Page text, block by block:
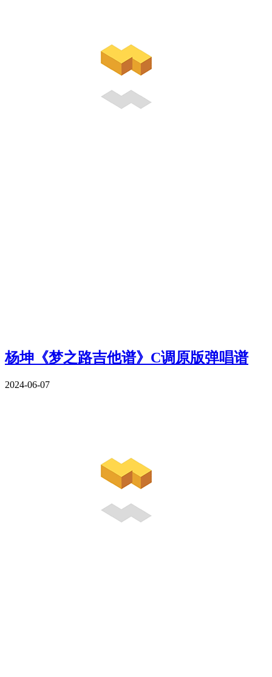
杨坤《梦之路吉他谱》C调原版弹唱谱
2024-06-07